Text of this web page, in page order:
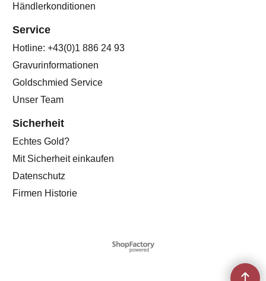
Händlerkonditionen
Service
Hotline: +43(0)1 886 24 93
Gravurinformationen
Goldschmied Service
Unser Team
Sicherheit
Echtes Gold?
Mit Sicherheit einkaufen
Datenschutz
Firmen Historie
WebShop erstellt mit
ShopFactory Shop